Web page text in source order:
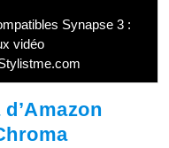
Synapse 3 :
vidéo